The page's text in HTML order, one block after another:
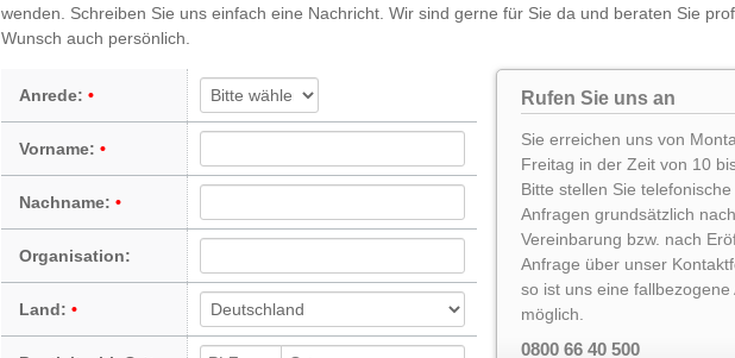
wenden. Schreiben Sie uns einfach eine Nachricht. Wir sind gerne für Sie da und beraten Sie
Wunsch auch persönlich.
Anrede:
Vorname:
Nachname:
Organisation:
Land:
Rufen Sie uns an
Sie erreichen uns von
Freitag in der Zeit von 10
Bitte stellen Sie
Anfragen grundsätzlich nach
Vereinbarung bzw. nach
Anfrage über unser
so ist uns eine fallbezogene
möglich.
0800 66 40 500